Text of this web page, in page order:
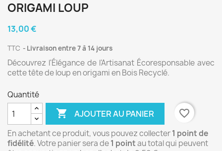
ORIGAMI LOUP
13,00 €
TTC Livraison entre 7 à 14 jours
Découvrez l'Élégance de l'Artisanat Écoresponsable avec
cette tête de loup en origami en Bois Recyclé.
Quantité
 AJOUTER AU PANIER favorite_border
En achetant ce produit, vous pouvez collecter1 point de
fidélité. Votre panier sera de1 pointau total qui peuvent